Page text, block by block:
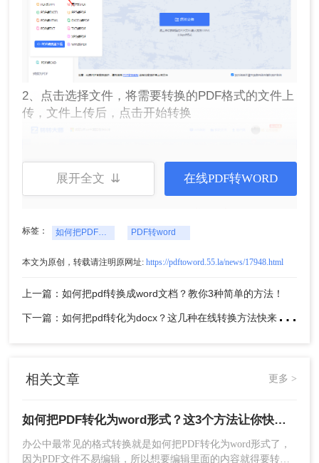
2、点击选择文件，将需要转换的PDF格式的文件上
传，文件上传后，点击开始转换
展开全文 ⇊ 在线PDF转WORD
标签： 如何把PDF转化为word形式 PDF转word
本文为原创，转载请注明原网址: https://pdftoword.55.la/news/17948.html
上一篇：如何把pdf转换成word文档？教你3种简单的方法！
下
一篇：如何把pdf转化为docx？这几种在线转换方法快来了解下！
相关文章 更多 >
如何把PDF转化为word形式？这3个方法让你快速转换!
办公中最常见的格式转换就是如何把PDF转化为word形式了，
因为PDF文件不易编辑，所以想要编辑里面的内容就得要转换